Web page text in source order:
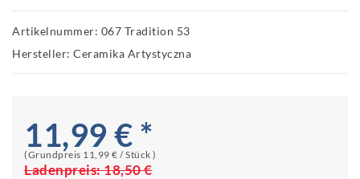
Artikelnummer: 067 Tradition 53
Hersteller: Ceramika Artystyczna
11,99 € *
(Grundpreis 11,99 € / Stück )
Ladenpreis:18,50 €